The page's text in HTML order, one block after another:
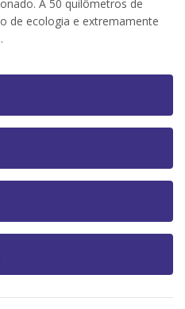
A 50 quilômetros de
de ecologia e extremamente